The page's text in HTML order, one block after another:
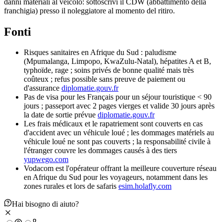
franchigia) presso il noleggiatore al momento del ritiro.
Fonti
Risques sanitaires en Afrique du Sud : paludisme
(Mpumalanga, Limpopo, KwaZulu-Natal), hépatites A et B,
typhoïde, rage ; soins privés de bonne qualité mais très
coûteux ; refus possible sans preuve de paiement ou
d'assurance diplomatie.gouv.fr
Pas de visa pour les Français pour un séjour touristique < 90
jours ; passeport avec 2 pages vierges et valide 30 jours après
la date de sortie prévue diplomatie.gouv.fr
Les frais médicaux et le rapatriement sont couverts en cas
d'accident avec un véhicule loué ; les dommages matériels au
véhicule loué ne sont pas couverts ; la responsabilité civile à
l'étranger couvre les dommages causés à des tiers
yupwego.com
Vodacom est l'opérateur offrant la meilleure couverture réseau
en Afrique du Sud pour les voyageurs, notamment dans les
zones rurales et lors de safaris esim.holafly.com
Hai bisogno di aiuto?